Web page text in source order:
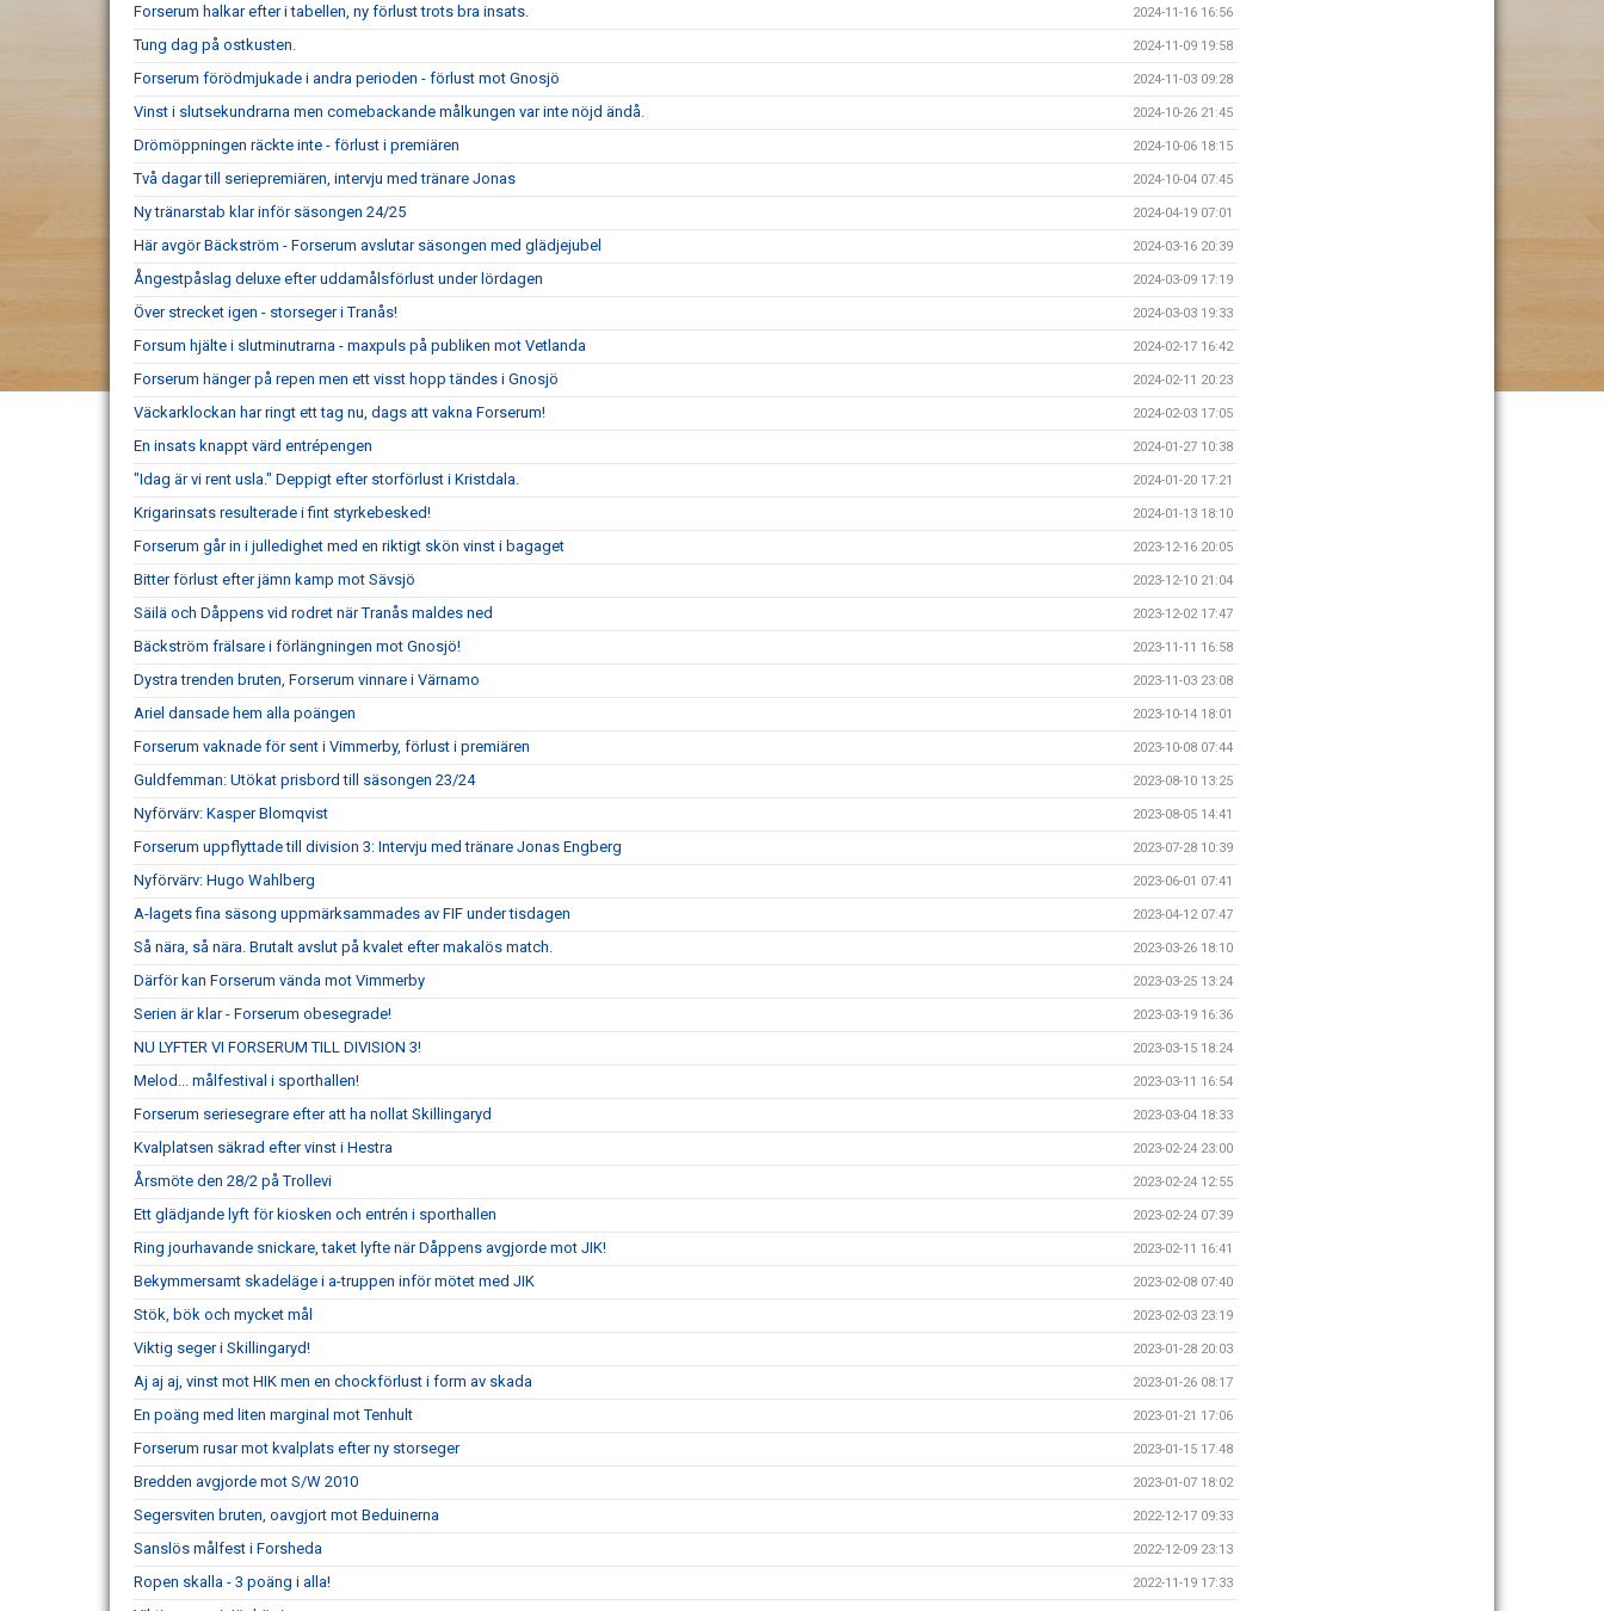
Forserum halkar efter i tabellen, ny förlust trots bra insats. 2024-11-16 16:56
Tung dag på ostkusten. 2024-11-09 19:58
Forserum förödmjukade i andra perioden - förlust mot Gnosjö 2024-11-03 09:28
Vinst i slutsekundrarna men comebackande målkungen var inte nöjd ändå. 2024-10-26 21:45
Drömöppningen räckte inte - förlust i premiären 2024-10-06 18:15
Två dagar till seriepremiären, intervju med tränare Jonas 2024-10-04 07:45
Ny tränarstab klar inför säsongen 24/25 2024-04-19 07:01
Här avgör Bäckström - Forserum avslutar säsongen med glädjejubel 2024-03-16 20:39
Ångestpåslag deluxe efter uddamålsförlust under lördagen 2024-03-09 17:19
Över strecket igen - storseger i Tranås! 2024-03-03 19:33
Forsum hjälte i slutminutrarna - maxpuls på publiken mot Vetlanda 2024-02-17 16:42
Forserum hänger på repen men ett visst hopp tändes i Gnosjö 2024-02-11 20:23
Väckarklockan har ringt ett tag nu, dags att vakna Forserum! 2024-02-03 17:05
En insats knappt värd entrépengen 2024-01-27 10:38
"Idag är vi rent usla." Deppigt efter storförlust i Kristdala. 2024-01-20 17:21
Krigarinsats resulterade i fint styrkebesked! 2024-01-13 18:10
Forserum går in i julledighet med en riktigt skön vinst i bagaget 2023-12-16 20:05
Bitter förlust efter jämn kamp mot Sävsjö 2023-12-10 21:04
Säilä och Dåppens vid rodret när Tranås maldes ned 2023-12-02 17:47
Bäckström frälsare i förlängningen mot Gnosjö! 2023-11-11 16:58
Dystra trenden bruten, Forserum vinnare i Värnamo 2023-11-03 23:08
Ariel dansade hem alla poängen 2023-10-14 18:01
Forserum vaknade för sent i Vimmerby, förlust i premiären 2023-10-08 07:44
Guldfemman: Utökat prisbord till säsongen 23/24 2023-08-10 13:25
Nyförvärv: Kasper Blomqvist 2023-08-05 14:41
Forserum uppflyttade till division 3: Intervju med tränare Jonas Engberg 2023-07-28 10:39
Nyförvärv: Hugo Wahlberg 2023-06-01 07:41
A-lagets fina säsong uppmärksammades av FIF under tisdagen 2023-04-12 07:47
Så nära, så nära. Brutalt avslut på kvalet efter makalös match. 2023-03-26 18:10
Därför kan Forserum vända mot Vimmerby 2023-03-25 13:24
Serien är klar - Forserum obesegrade! 2023-03-19 16:36
NU LYFTER VI FORSERUM TILL DIVISION 3! 2023-03-15 18:24
Melod... målfestival i sporthallen! 2023-03-11 16:54
Forserum seriesegrare efter att ha nollat Skillingaryd 2023-03-04 18:33
Kvalplatsen säkrad efter vinst i Hestra 2023-02-24 23:00
Årsmöte den 28/2 på Trollevi 2023-02-24 12:55
Ett glädjande lyft för kiosken och entrén i sporthallen 2023-02-24 07:39
Ring jourhavande snickare, taket lyfte när Dåppens avgjorde mot JIK! 2023-02-11 16:41
Bekymmersamt skadeläge i a-truppen inför mötet med JIK 2023-02-08 07:40
Stök, bök och mycket mål 2023-02-03 23:19
Viktig seger i Skillingaryd! 2023-01-28 20:03
Aj aj aj, vinst mot HIK men en chockförlust i form av skada 2023-01-26 08:17
En poäng med liten marginal mot Tenhult 2023-01-21 17:06
Forserum rusar mot kvalplats efter ny storseger 2023-01-15 17:48
Bredden avgjorde mot S/W 2010 2023-01-07 18:02
Segersviten bruten, oavgjort mot Beduinerna 2022-12-17 09:33
Sanslös målfest i Forsheda 2022-12-09 23:13
Ropen skalla - 3 poäng i alla! 2022-11-19 17:33